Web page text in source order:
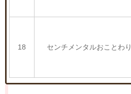
18 センチメンタルおことわり